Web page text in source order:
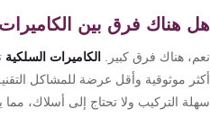
هناك فرق بين الكاميرات
هناك فرق كبير. الكاميرات السلكية
موثوقية وأقل عرضة للمشاكل
التركيب ولا تحتاج إلى أسلاك، مما